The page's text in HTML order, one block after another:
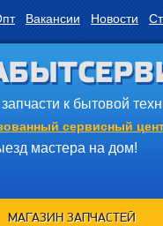
Вакансии Новости
к бытовой
сервисный
мастера на дом!
МАГАЗИН ЗАПЧАСТЕЙ